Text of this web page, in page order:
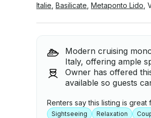
Italie Basilicate Metaponto Lido
Modern cruising
Italy, offering ample
Owner has offered
available so guests
Renters say this listing is great
Sightseeing Relaxation